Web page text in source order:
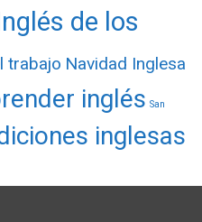
de los
trabajo Navidad Inglesa
inglés San
inglesas